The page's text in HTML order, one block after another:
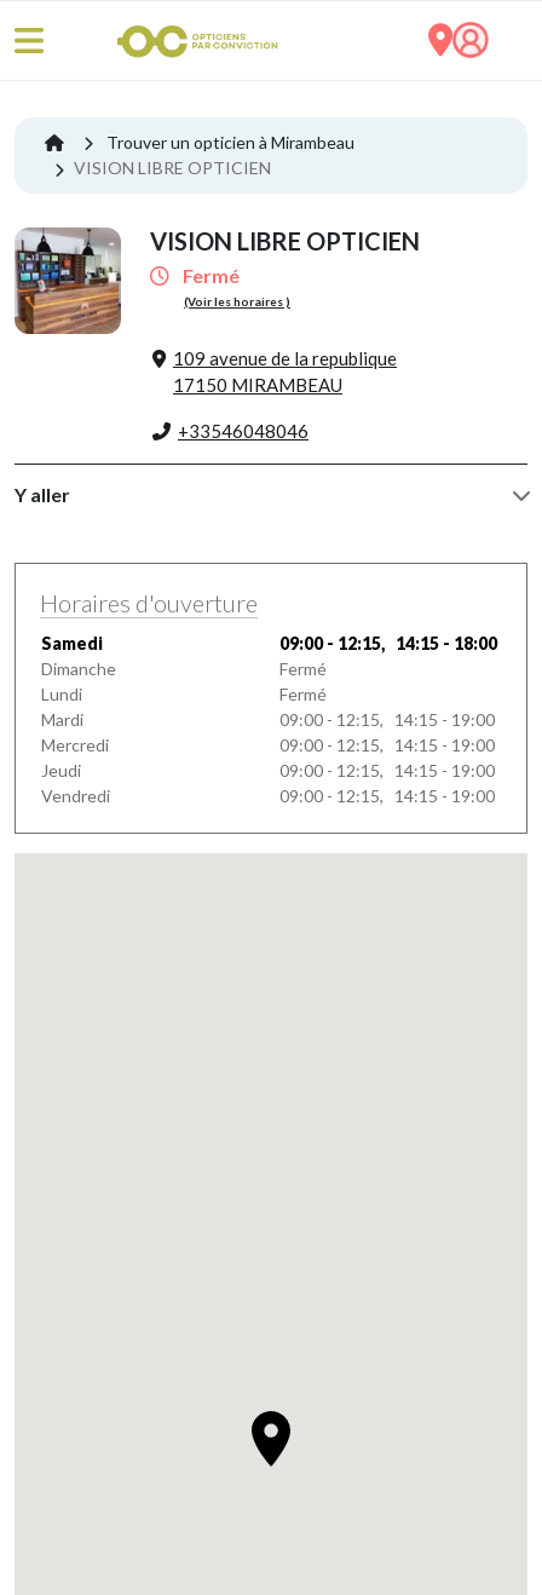
Trouver un opticien à Mirambeau
VISION LIBRE OPTICIEN
VISION LIBRE OPTICIEN
Fermé
(Voir les horaires )
109 avenue de la republique
17150 MIRAMBEAU
+33546048046
Y aller
Horaires d'ouverture
Samedi
09:00 - 12:15, 14:15 - 18:00
Dimanche
Fermé
Lundi
Fermé
Mardi
09:00 - 12:15, 14:15 - 19:00
Mercredi
09:00 - 12:15, 14:15 - 19:00
Jeudi
09:00 - 12:15, 14:15 - 19:00
Vendredi
09:00 - 12:15, 14:15 - 19:00